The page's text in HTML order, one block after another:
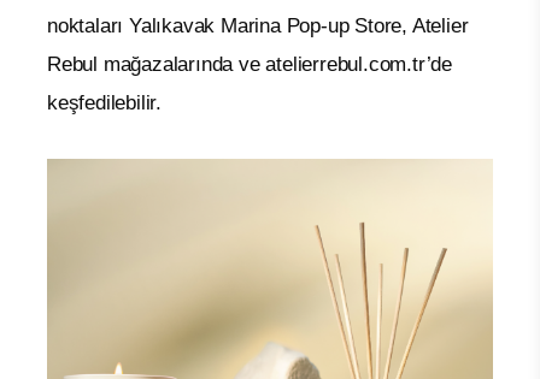
noktaları Yalıkavak Marina Pop-up Store, Atelier
Rebul mağazalarında ve atelierrebul.com.tr’de
keşfedilebilir.